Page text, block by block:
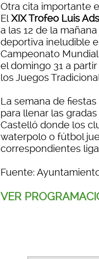
Otra cita importante
ElXIX Trofeo Luis
a las 12 de la
deportiva ineludible
Campeonato
el domingo 31 a
los Juegos
La semana de
para llenar las
Castelló donde los
waterpolo o fútbol
correspondientes
Fuente:
VER